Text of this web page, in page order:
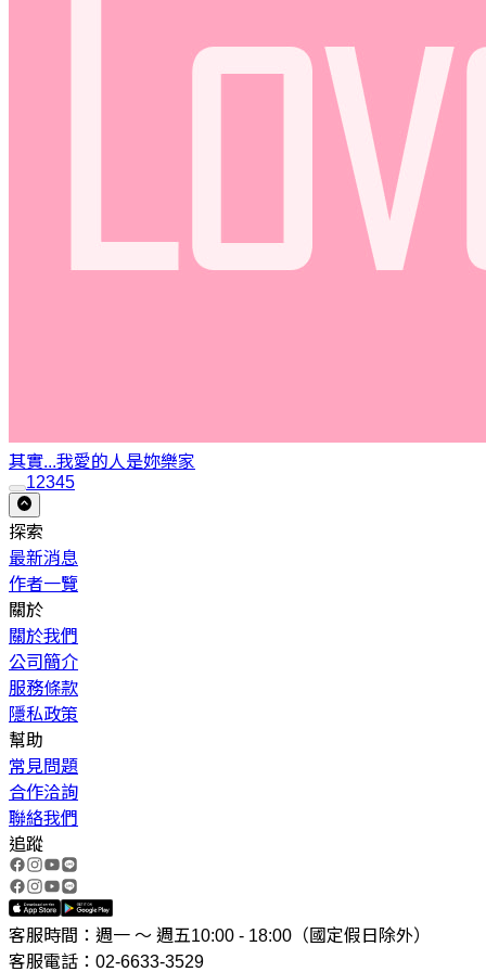
其實...我愛的人是妳樂家
12345
探索
最新消息
作者一覽
關於
關於我們
公司簡介
服務條款
隱私政策
幫助
常見問題
合作洽詢
聯絡我們
追蹤
客服時間：週一 ～ 週五10:00 - 18:00（國定假日除外）
客服電話：02-6633-3529